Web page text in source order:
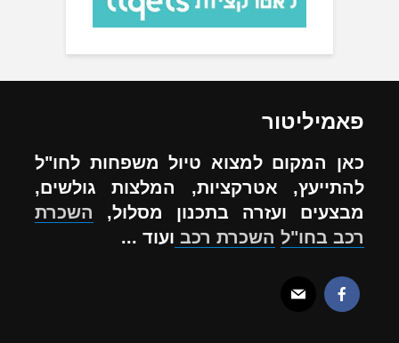
פאמיליטור
כאן המקום למצוא טיול משפחות לחו"ל
להתייעץ, אטרקציות, המלצות גולשים,
מבצעים ועזרה בתכנון מסלול, השכרת
רכב בחו"ל השכרת רכב ועוד ...